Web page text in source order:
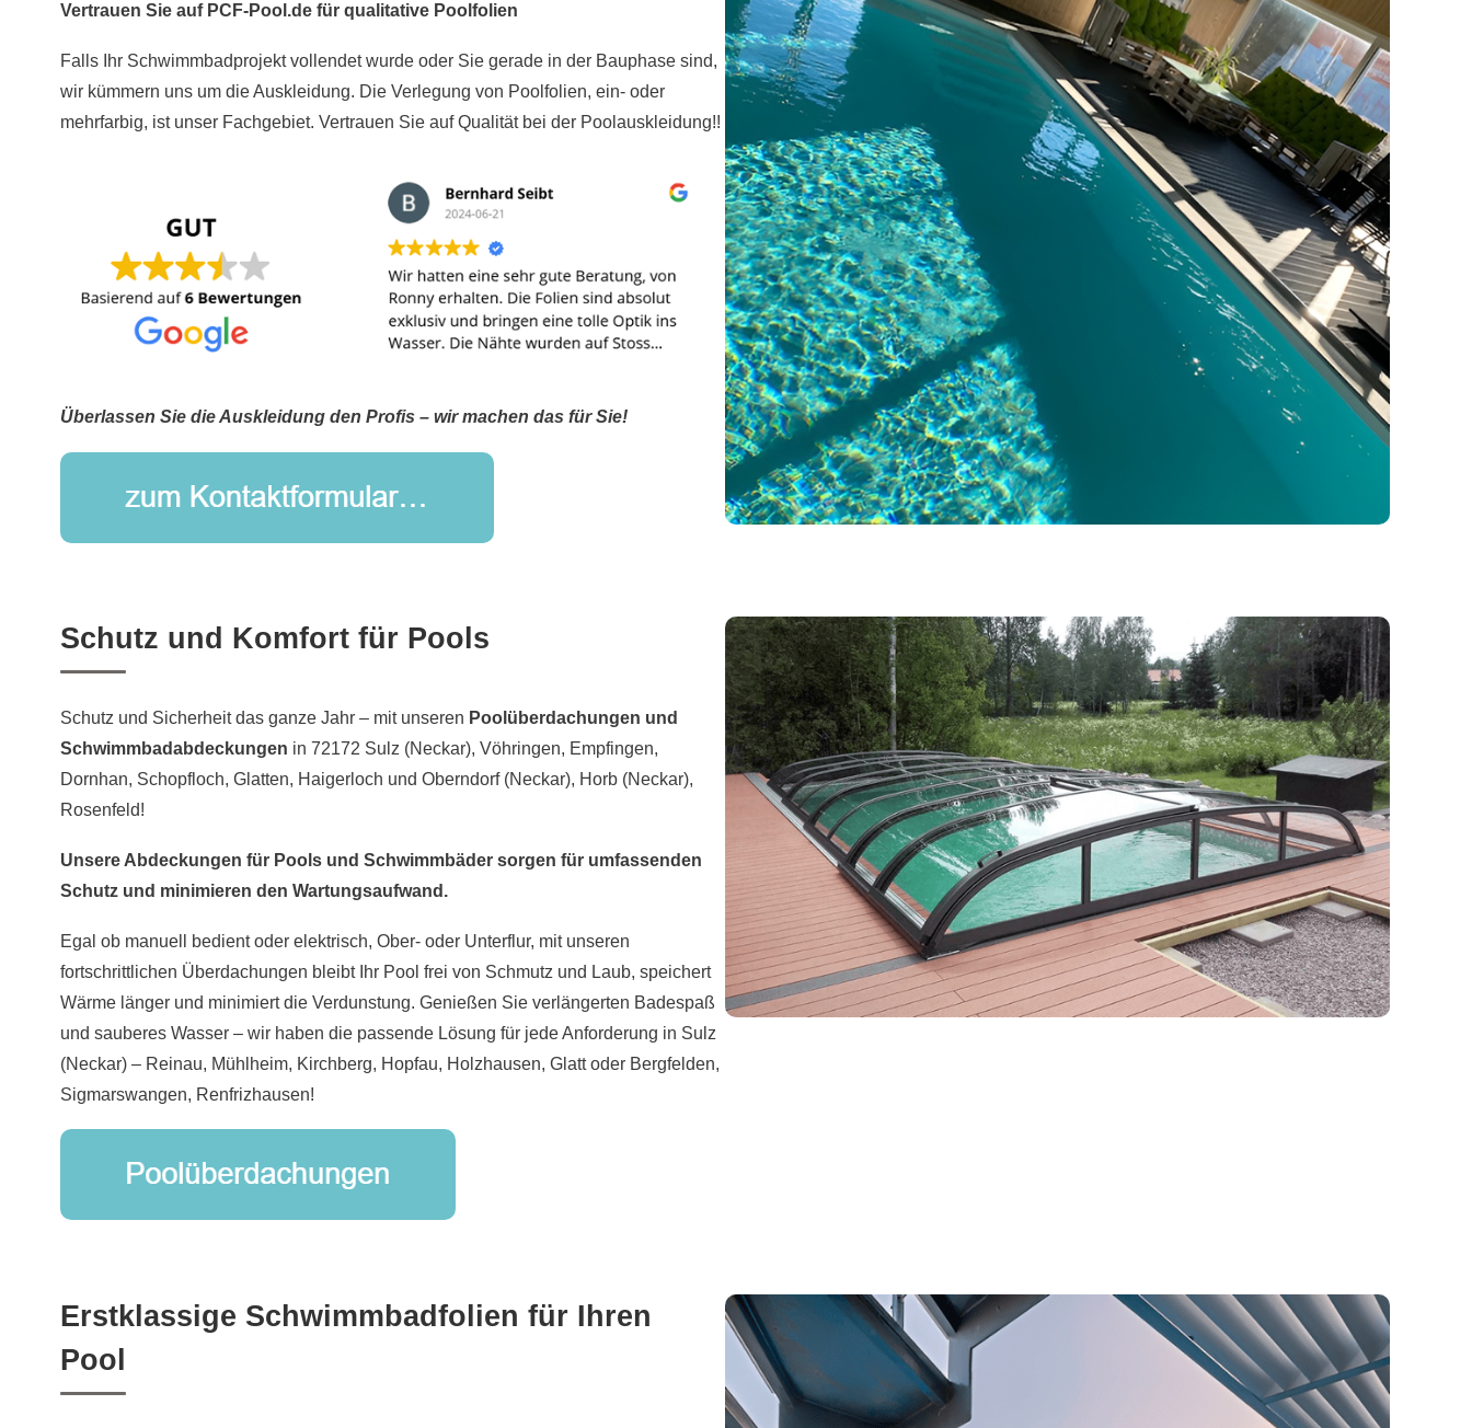
Vertrauen Sie auf PCF-Pool.de für qualitative Poolfolien
Falls Ihr Schwimmbadprojekt vollendet wurde oder Sie gerade in der Bauphase sind,
wir kümmern uns um die Auskleidung. Die Verlegung von Poolfolien, ein- oder
mehrfarbig, ist unser Fachgebiet. Vertrauen Sie auf Qualität bei der Poolauskleidung!!
Überlassen Sie die Auskleidung den Profis – wir machen das für Sie!
Schutz und Komfort für Pools
Schutz und Sicherheit das ganze Jahr – mit unseren Poolüberdachungen und
Schwimmbadabdeckungen in 72172 Sulz (Neckar), Vöhringen, Empfingen,
Dornhan, Schopfloch, Glatten, Haigerloch und Oberndorf (Neckar), Horb (Neckar),
Rosenfeld!
Unsere Abdeckungen für Pools und Schwimmbäder sorgen für umfassenden
Schutz und minimieren den Wartungsaufwand.
Egal ob manuell bedient oder elektrisch, Ober- oder Unterflur, mit unseren
fortschrittlichen Überdachungen bleibt Ihr Pool frei von Schmutz und Laub, speichert
Wärme länger und minimiert die Verdunstung. Genießen Sie verlängerten Badespaß
und sauberes Wasser – wir haben die passende Lösung für jede Anforderung in Sulz
(Neckar) – Reinau, Mühlheim, Kirchberg, Hopfau, Holzhausen, Glatt oder Bergfelden,
Sigmarswangen, Renfrizhausen!
Erstklassige Schwimmbadfolien für Ihren
Pool